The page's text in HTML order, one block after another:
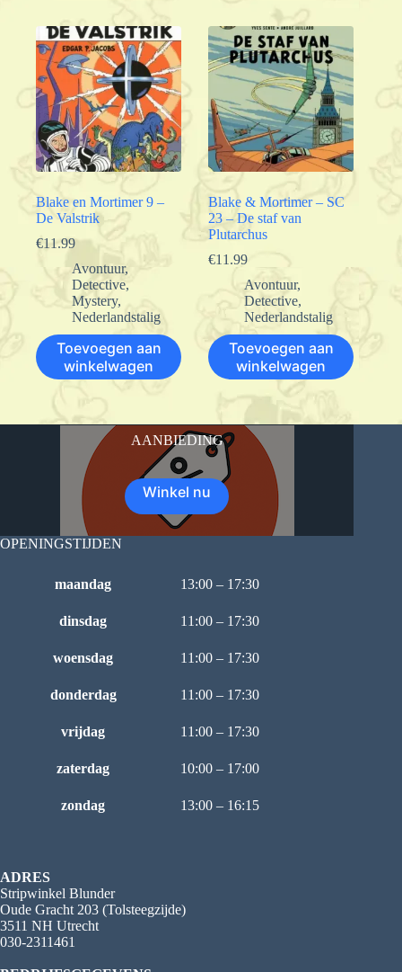
Blake en Mortimer 9 –
De Valstrik
€11.99
Avontuur,
Detective,
Mystery,
Nederlandstalig
Toevoegen aan
winkelwagen
Blake & Mortimer – SC
23 – De staf van
Plutarchus
€11.99
Avontuur,
Detective,
Nederlandstalig
Toevoegen aan
winkelwagen
AANBIEDING
Winkel nu
OPENINGSTIJDEN
maandag 13:00 – 17:30
dinsdag 11:00 – 17:30
woensdag 11:00 – 17:30
donderdag 11:00 – 17:30
vrijdag 11:00 – 17:30
zaterdag 10:00 – 17:00
zondag 13:00 – 16:15
ADRES
Stripwinkel Blunder
Oude Gracht 203 (Tolsteegzijde)
3511 NH Utrecht
030-2311461